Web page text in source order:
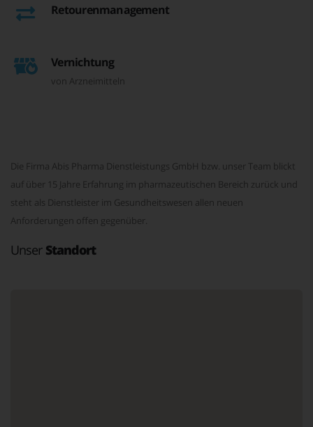
Retourenmanagement
Vernichtung
von Arzneimitteln
Die Firma Abis Pharma Dienstleistungs GmbH bzw. unser Team blickt
auf über 15 Jahre Erfahrung im pharmazeutischen Bereich zurück und
steht als Dienstleister im Gesundheitswesen allen neuen
Anforderungen offen gegenüber.
Unser Standort